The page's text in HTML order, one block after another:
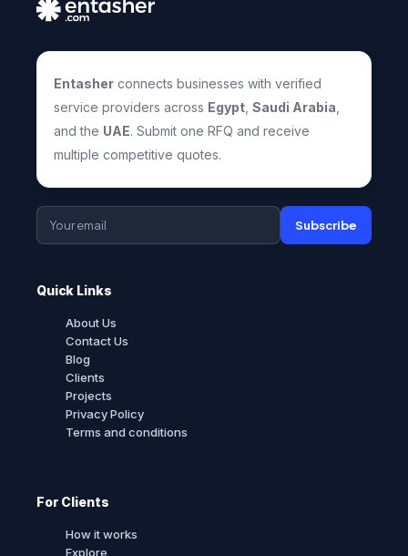
Entasher connects businesses with verified
service providers across Egypt Saudi Arabia
and the UAE. Submit one RFQ and receive
multiple competitive quotes.
Subscribe
Quick Links
About Us
Contact Us
Blog
Clients
Projects
Privacy Policy
Terms and conditions
For Clients
How it works
Explore